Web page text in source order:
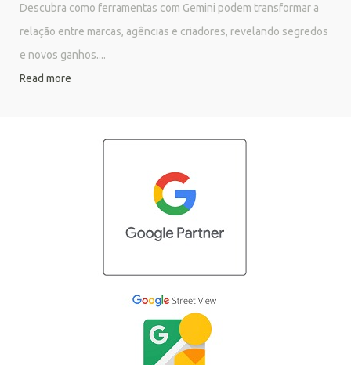
Descubra como ferramentas com Gemini podem transformar a
relação entre marcas, agências e criadores, revelando segredos
e novos ganhos....
Read more